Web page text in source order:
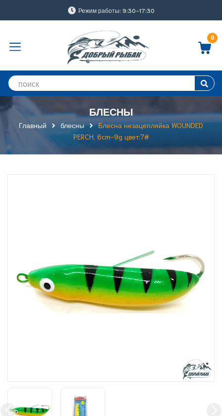
Режим работы: 9:30-17:30
0
БЛЕСНЫ
Главный блесны
Блесна незацепляйка WOUNDED
PERCH, 6cm-9g цвет:7#